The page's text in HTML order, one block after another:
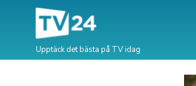
Upptäck det bästa på TV idag